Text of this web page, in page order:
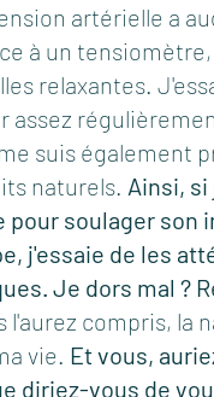
artérielle a
à un
relaxantes.
assez
suis également
naturels. Ainsi,
soulager son
j'essaie de les
Je dors mal ?
l'aurez compris, la
vie. Et vous,
diriez-vous de